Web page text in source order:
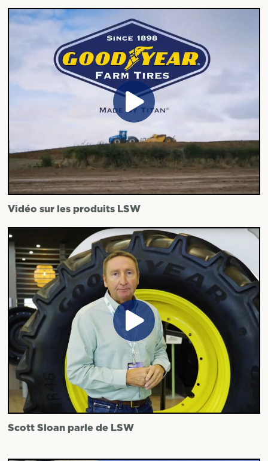
Vidéo sur les produits LSW
Scott Sloan parle de LSW